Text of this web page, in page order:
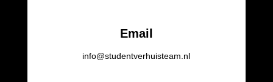
Email
info@studentverhuisteam.nl